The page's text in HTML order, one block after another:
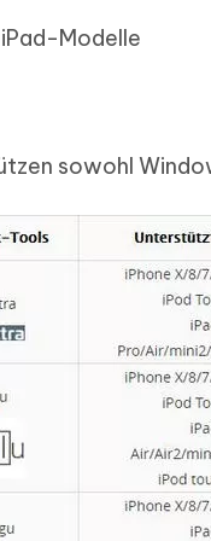
Modelle
sowohl